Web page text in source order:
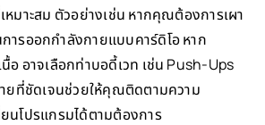
หมาะสม ตัวอย่างเช่น หากคุณต้องการเผา
ารออกกำลังกายแบบคาร์ดิโอ หาก
อ อาจเลือกท่าบอดี้เวท เช่น Push-Ups
ยที่ชัดเจนช่วยให้คุณติดตามความ
นโปรแกรมได้ตามต้องการ